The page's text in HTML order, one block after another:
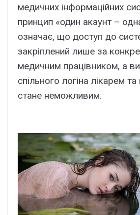
медичних інформаційних
принцип «один акаунт –
означає, що доступ до
закріплений лише за
медичним працівником, а
спільного логіна лікарем
стане неможливим.